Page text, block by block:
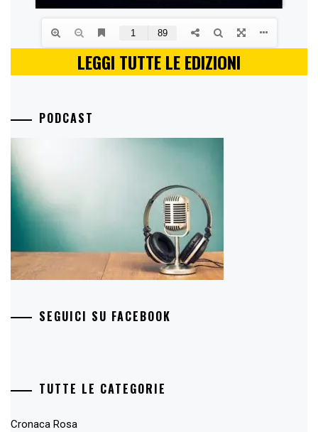
LEGGI TUTTE LE EDIZIONI
PODCAST
SEGUICI SU FACEBOOK
TUTTE LE CATEGORIE
Cronaca Rosa